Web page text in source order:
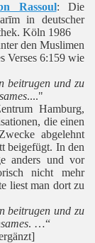
Rassoul: Die
in deutscher
Köln 1986
den Muslimen
Verses 6:159 wie
beitrugen und zu
...."
Hamburg,
die einen
abgelehnt
beigefügt. In den
anders und vor
nicht mehr
liest man dort zu
beitrugen und zu
. …“